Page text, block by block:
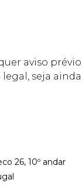
aviso
seja
26, 10º andar